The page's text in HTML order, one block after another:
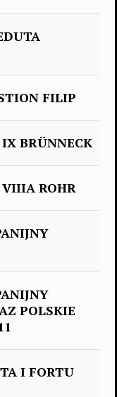
FILIP
BRÜNNECK
VIIIA ROHR
POLSKIE
I FORTU